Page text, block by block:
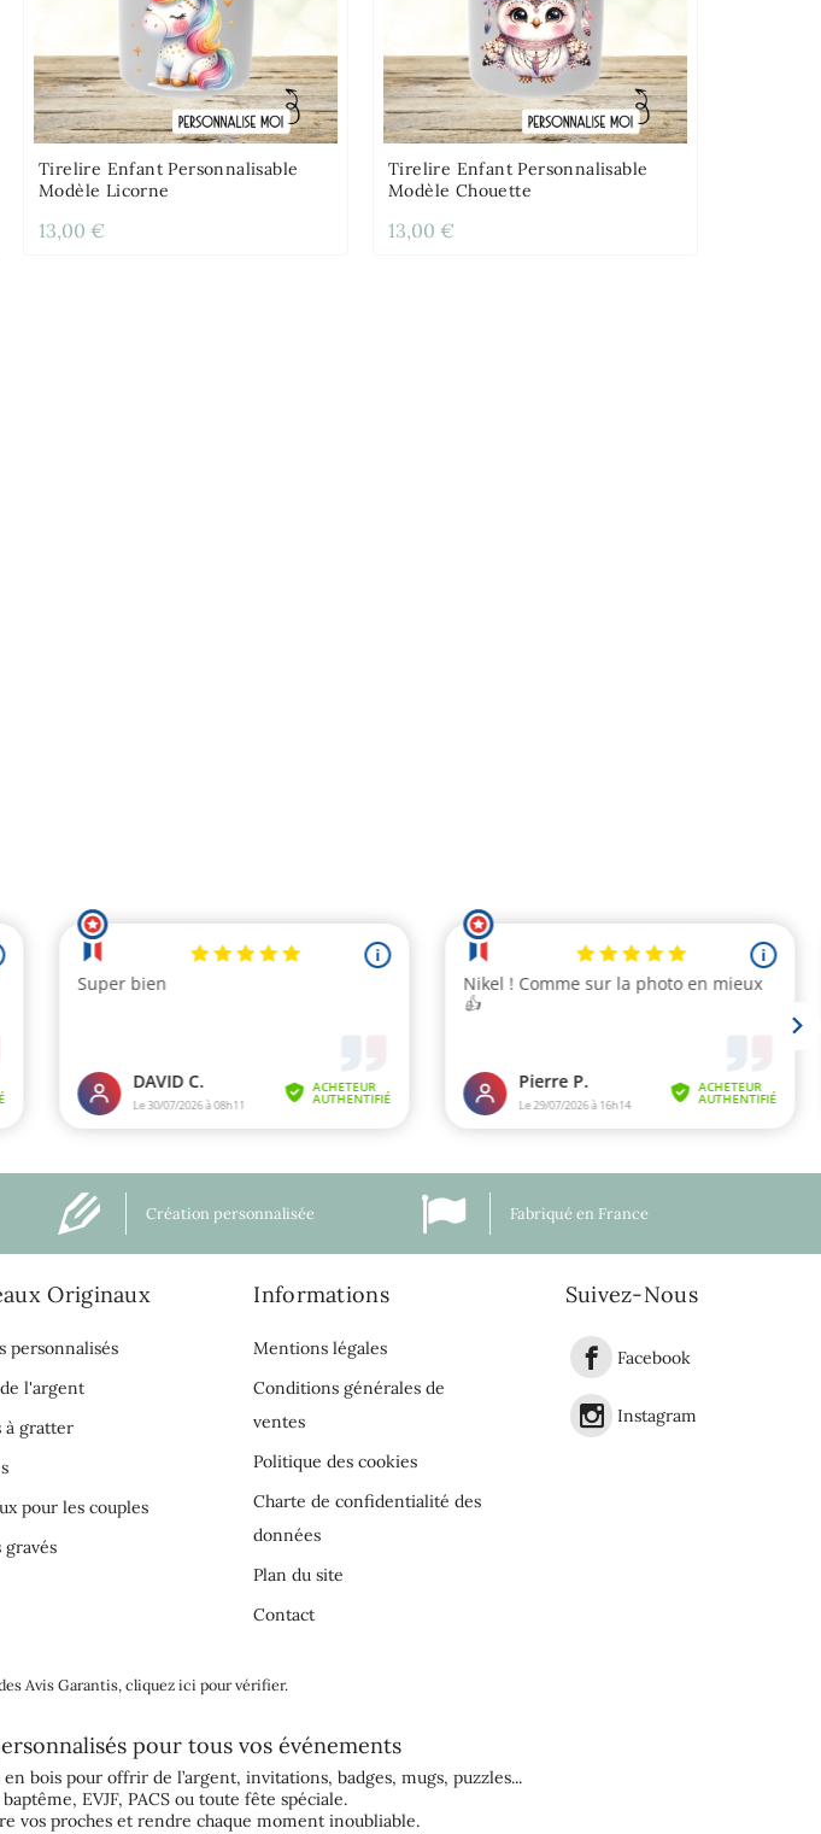
Tirelire Enfant Personnalisable
Modèle Licorne
13,00 €
Tirelire Enfant Personnalisable
Modèle Chouette
13,00 €
Création personnalisée Fabriqué en France
Originaux
personnalisés
l'argent
à gratter
pour les couples
gravés
Informations
Mentions légales
Conditions générales de
ventes
Politique des cookies
Charte de confidentialité des
données
Plan du site
Contact
Suivez-Nous
Facebook
Instagram
Avis Garantis,cliquez ici pour vérifier.
pour tous vos événements
en bois pour offrir de l’argent, invitations, badges, mugs, puzzles...
baptême, EVJF, PACS ou toute fête spéciale.
vos proches et rendre chaque moment inoubliable.